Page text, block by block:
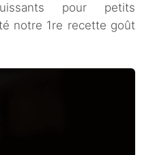
pour petits
notre 1re recette goût